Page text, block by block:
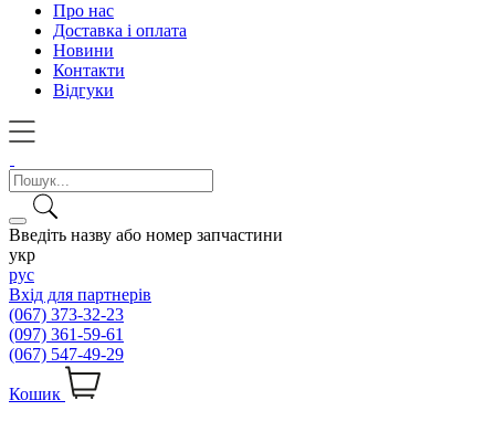
Про нас
Доставка і оплата
Новини
Контакти
Відгуки
Введіть назву або номер запчастини
укр
рус
Вхід для партнерів
(067) 373-32-23
(097) 361-59-61
(067) 547-49-29
Кошик